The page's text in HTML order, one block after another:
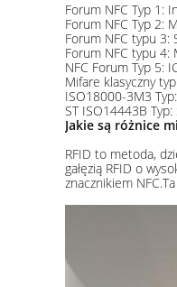
Forum NFC Typ 1:
Forum NFC Typ 2:
Forum NFC typu 3:
Forum NFC typu 4:
NFC Forum Typ 5:
Mifare klasyczny
ISO18000-3M3
ST ISO14443B Typ:
Jakie są różnice
RFID to metoda,
gałęzią RFID o
znacznikiem